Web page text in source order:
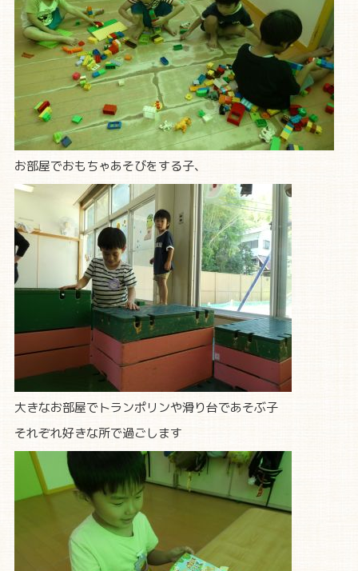
お部屋でおもちゃあそびをする子、
大きなお部屋でトランポリンや滑り台であそぶ子
それぞれ好きな所で過ごします